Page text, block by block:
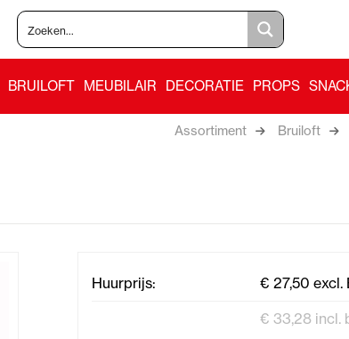
BRUILOFT MEUBILAIR DECORATIE PROPS
Assortiment Bruiloft
Huurprijs:
€ 27,50 excl.
€ 33,28 incl.